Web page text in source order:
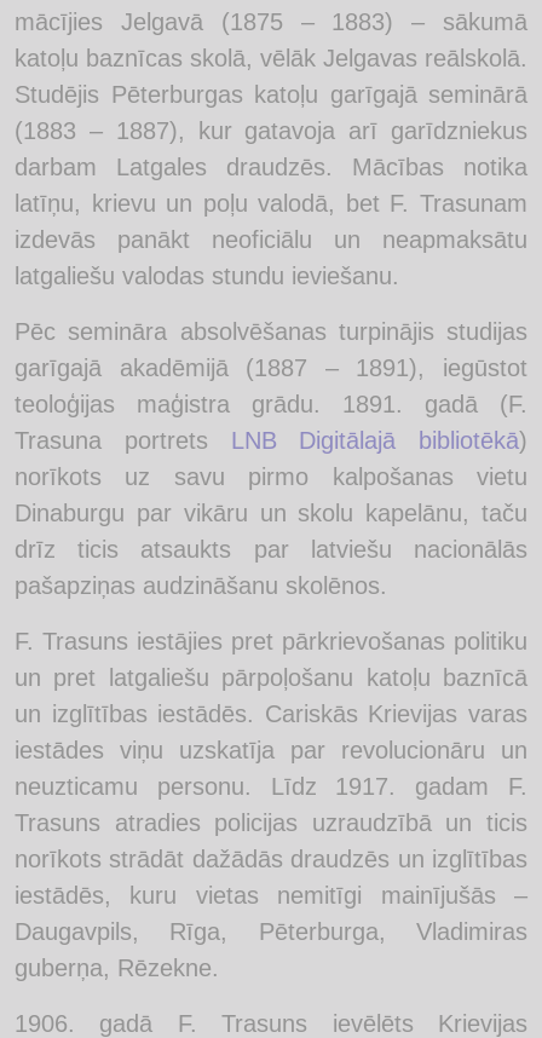
mācījies Jelgavā (1875 – 1883) – sākumā
katoļu baznīcas skolā, vēlāk Jelgavas reālskolā.
Studējis Pēterburgas katoļu garīgajā seminārā
(1883 – 1887), kur gatavoja arī garīdzniekus
darbam Latgales draudzēs. Mācības notika
latīņu, krievu un poļu valodā, bet F. Trasunam
izdevās panākt neoficiālu un neapmaksātu
latgaliešu valodas stundu ieviešanu.
Pēc semināra absolvēšanas turpinājis studijas
garīgajā akadēmijā (1887 – 1891), iegūstot
teoloģijas maģistra grādu. 1891. gadā (F.
Trasuna portrets LNB Digitālajā bibliotēkā)
norīkots uz savu pirmo kalpošanas vietu
Dinaburgu par vikāru un skolu kapelānu, taču
drīz ticis atsaukts par latviešu nacionālās
pašapziņas audzināšanu skolēnos.
F. Trasuns iestājies pret pārkrievošanas politiku
un pret latgaliešu pārpoļošanu katoļu baznīcā
un izglītības iestādēs. Cariskās Krievijas varas
iestādes viņu uzskatīja par revolucionāru un
neuzticamu personu. Līdz 1917. gadam F.
Trasuns atradies policijas uzraudzībā un ticis
norīkots strādāt dažādās draudzēs un izglītības
iestādēs, kuru vietas nemitīgi mainījušās –
Daugavpils, Rīga, Pēterburga, Vladimiras
guberņa, Rēzekne.
1906. gadā F. Trasuns ievēlēts Krievijas